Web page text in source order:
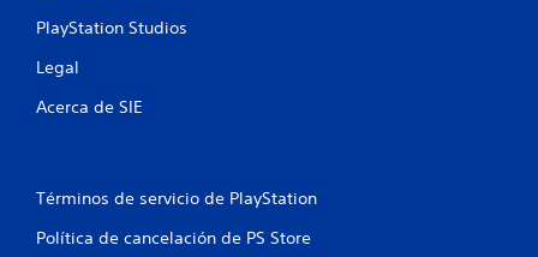
PlayStation Studios
Legal
Acerca de SIE
Términos de servicio de PlayStation
Política de cancelación de PS Store